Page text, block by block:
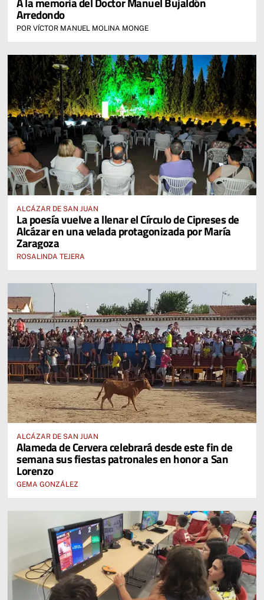
Arredondo
POR VÍCTOR MANUEL MOLINA MONGE
ALCÁZAR DE SAN JUAN
La poesía vuelve a llenar el Círculo de Cipreses de
Alcázar en una velada protagonizada por María
Zaragoza
ROSALINDA TEJERA
ALCÁZAR DE SAN JUAN
Alameda de Cervera celebrará desde este fin de
semana sus fiestas patronales en honor a San
Lorenzo
GEMA GONZÁLEZ